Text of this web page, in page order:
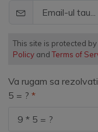
This site is protected
Policy andTerms of
Va rugam sa
5 = ?